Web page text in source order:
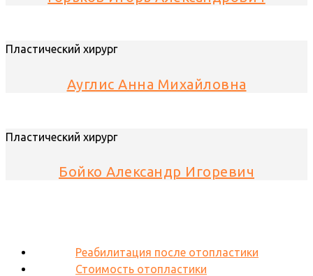
Пластический хирург
Ауглис Анна Михайловна
Пластический хирург
Бойко Александр Игоревич
Реабилитация после отопластики
Стоимость отопластики